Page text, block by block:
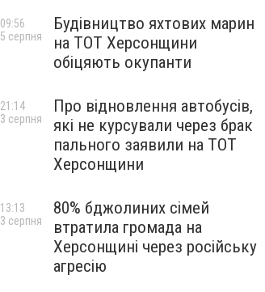
Будівництво яхтових марин
на ТОТ Херсонщини
обіцяють окупанти
09:56
5 серпня
Про відновлення автобусів,
які не курсували через брак
пального заявили на ТОТ
Херсонщини
21:14
3 серпня
80% бджолиних сімей
втратила громада на
Херсонщині через російську
агресію
13:13
3 серпня